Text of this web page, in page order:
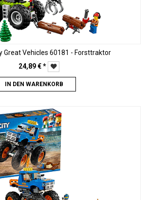
Great Vehicles 60181 - Forsttraktor
24,89€*
IN DEN WARENKORB